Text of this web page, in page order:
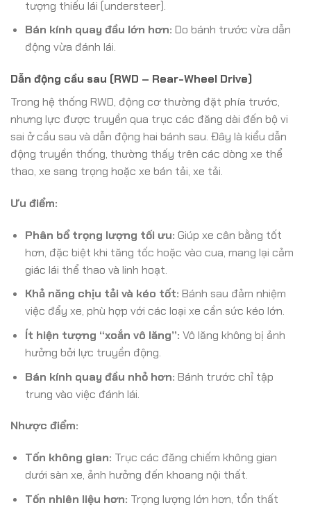
tượng thiếu lái (understeer).
Bán kính quay đầu lớn hơn: Do bánh trước vừa dẫn
động vừa đánh lái.
Dẫn động cầu sau (RWD – Rear-Wheel Drive)
Trong hệ thống RWD, động cơ thường đặt phía trước,
nhưng lực được truyền qua trục các đăng dài đến bộ vi
sai ở cầu sau và dẫn động hai bánh sau. Đây là kiểu dẫn
động truyền thống, thường thấy trên các dòng xe thể
thao, xe sang trọng hoặc xe bán tải, xe tải.
Ưu điểm:
Phân bổ trọng lượng tối ưu: Giúp xe cân bằng tốt
hơn, đặc biệt khi tăng tốc hoặc vào cua, mang lại cảm
giác lái thể thao và linh hoạt.
Khả năng chịu tải và kéo tốt: Bánh sau đảm nhiệm
việc đẩy xe, phù hợp với các loại xe cần sức kéo lớn.
Ít hiện tượng “xoắn vô lăng”: Vô lăng không bị ảnh
hưởng bởi lực truyền động.
Bán kính quay đầu nhỏ hơn: Bánh trước chỉ tập
trung vào việc đánh lái.
Nhược điểm:
Tốn không gian: Trục các đăng chiếm không gian
dưới sàn xe, ảnh hưởng đến khoang nội thất.
Tốn nhiên liệu hơn: Trọng lượng lớn hơn, tổn thất